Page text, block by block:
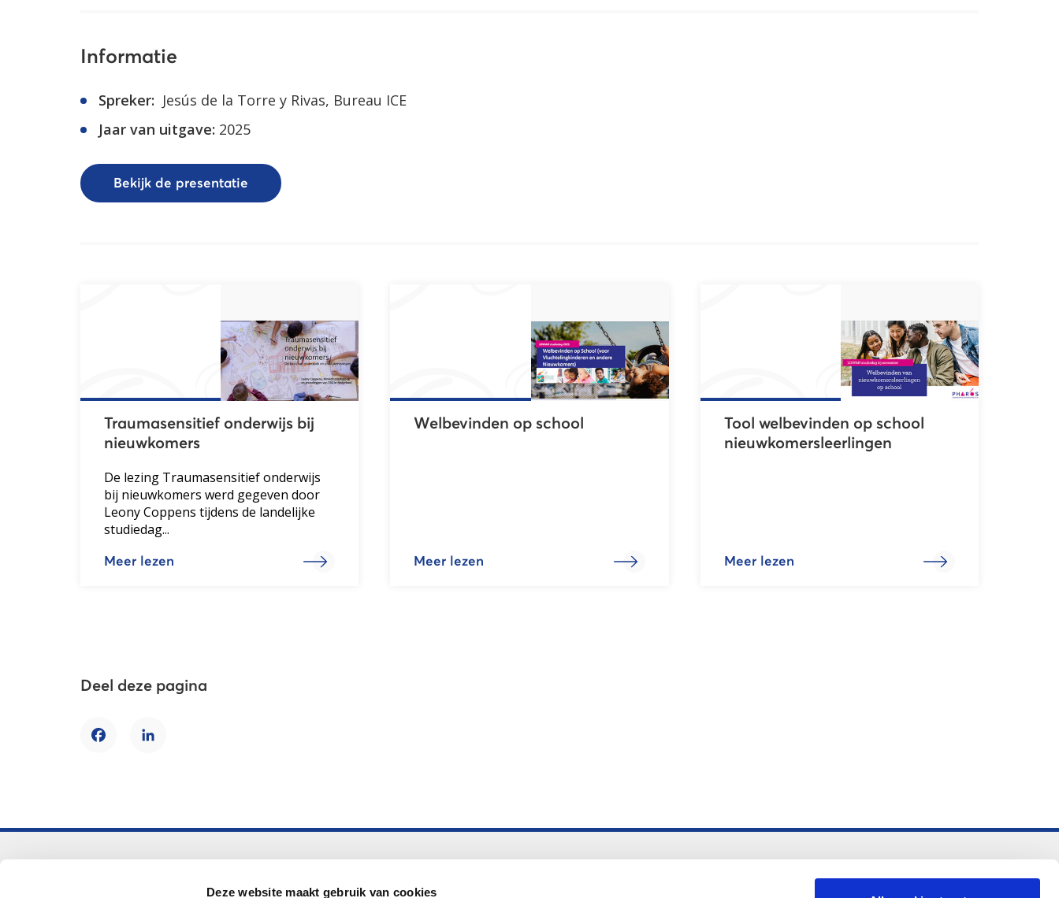
Deze website maakt gebruik van cookies
Informatie
Spreker: Jesús de la Torre y Rivas, Bureau ICE
Jaar van uitgave: 2025
Bekijk de presentatie
Traumasensitief onderwijs bij
nieuwkomers
De lezing Traumasensitief onderwijs
bij nieuwkomers werd gegeven door
Leony Coppens tijdens de landelijke
studiedag...
Meer lezen
Welbevinden op school
Meer lezen
Tool welbevinden op school
nieuwkomersleerlingen
Meer lezen
Deel deze pagina
FacebookLinkedIn